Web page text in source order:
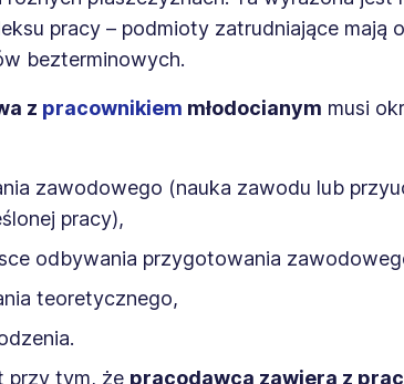
pracy – podmioty zatrudniające mają
bezterminowych.
z pracownikiem młodocianym musi
zawodowego (nauka zawodu lub
pracy),
odbywania przygotowania
teoretycznego,
przy tym, że pracodawca zawiera z